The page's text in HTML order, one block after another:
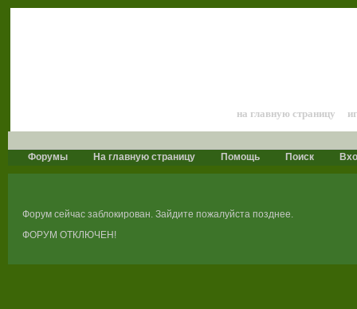
на главную страницу
Форумы На главную страницу Помощь Поиск
Форум сейчас заблокирован. Зайдите пожалуйста позднее.
ФОРУМ ОТКЛЮЧЕН!